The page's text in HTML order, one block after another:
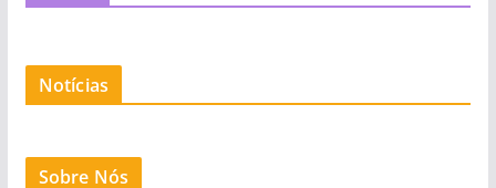
Notícias
Sobre Nós